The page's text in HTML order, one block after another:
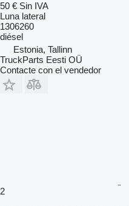
50 € Sin IVA
Luna lateral
1306260
diésel
Estonia, Tallinn
TruckParts Eesti OÜ
Contacte con el vendedor
2